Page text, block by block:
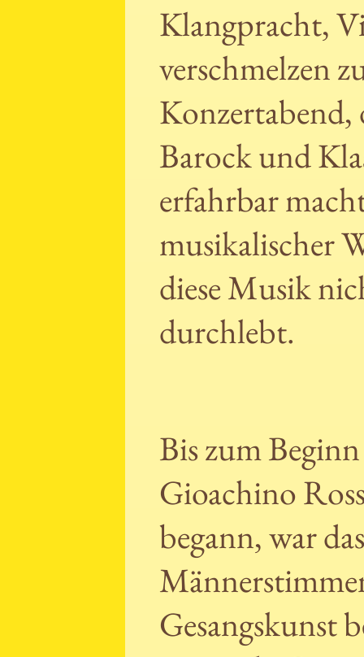
Klangpracht,
verschmelzen
Konzertabend,
Barock und
erfahrbar
musikalischer
diese Musik
durchlebt.
Bis zum
Gioachino
begann, war
Gesangskunst